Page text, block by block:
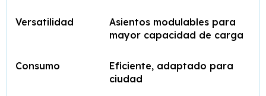
Versatilidad
Asientos modulables para
mayor capacidad de carga
Consumo
Eficiente, adaptado para
ciudad